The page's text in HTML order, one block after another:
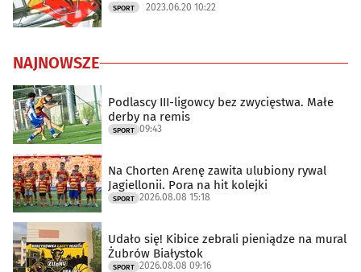
SPORT 2023.06.20 10:22
NAJNOWSZE
Podlascy III-ligowcy bez zwycięstwa. Małe
derby na remis
SPORT 09:43
Na Chorten Arenę zawita ulubiony rywal
Jagiellonii. Pora na hit kolejki
SPORT 2026.08.08 15:18
Udało się! Kibice zebrali pieniądze na mural
Żubrów Białystok
SPORT 2026.08.08 09:16